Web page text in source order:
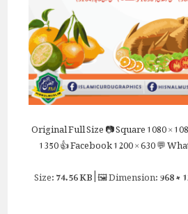
Full Size📷 Square1080 ×
1350👍 Facebook1200 × 630💬
74.56 KB| 🖼 Dimension:968 ×